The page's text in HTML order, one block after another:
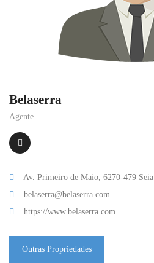
Belaserra
Agente
Av. Primeiro de Maio, 6270-479 Seia
belaserra@belaserra.com
https://www.belaserra.com
Outras Propriedades